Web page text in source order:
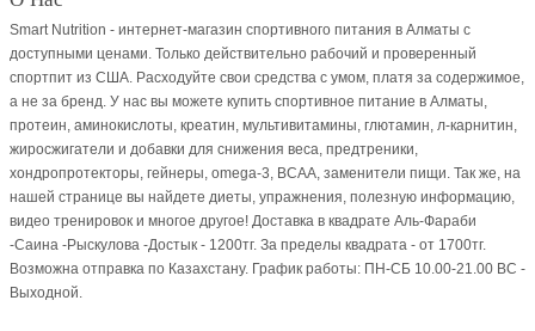
Smart Nutrition - интернет-магазин спортивного питания в Алматы с
доступными ценами. Только действительно рабочий и проверенный
спортпит из США. Расходуйте свои средства с умом, платя за содержимое,
а не за бренд. У нас вы можете купить спортивное питание в Алматы,
протеин, аминокислоты, креатин, мультивитамины, глютамин, л-карнитин,
жиросжигатели и добавки для снижения веса, предтреники,
хондропротекторы, гейнеры, omega-3, BCAA, заменители пищи. Так же, на
нашей странице вы найдете диеты, упражнения, полезную информацию,
видео тренировок и многое другое! Доставка в квадрате Аль-Фараби
-Саина -Рыскулова -Достык - 1200тг. За пределы квадрата - от 1700тг.
Возможна отправка по Казахстану. График работы: ПН-СБ 10.00-21.00 ВC -
Выходной.